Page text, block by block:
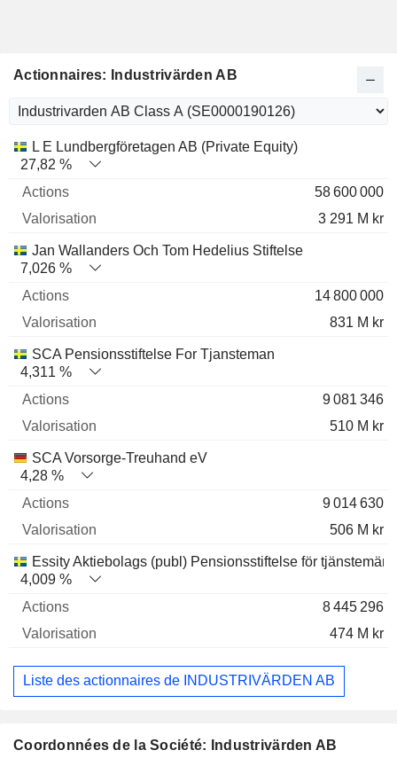
Actionnaires: Industrivärden AB
Nom Actions % Valorisation
L E Lundbergföretagen AB (Private Equity)
27,82 %
58 600 000
3 291 M kr
Jan Wallanders Och Tom Hedelius Stiftelse
7,026 %
14 800 000
831 M kr
SCA Pensionsstiftelse For Tjansteman
4,311 %
9 081 346
510 M kr
SCA Vorsorge-Treuhand eV
4,28 %
9 014 630
506 M kr
Essity Aktiebolags (publ) Pensionsstiftelse för tjänstemän
4,009 %
8 445 296
474 M kr
Liste des actionnaires de INDUSTRIVÄRDEN AB
Coordonnées de la Société: Industrivärden AB